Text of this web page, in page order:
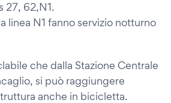
27, 62,N1.
linea N1 fanno servizio notturno
che dalla Stazione Centrale
si può raggiungere
anche in bicicletta.